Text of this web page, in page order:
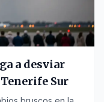
a desviar
Sur